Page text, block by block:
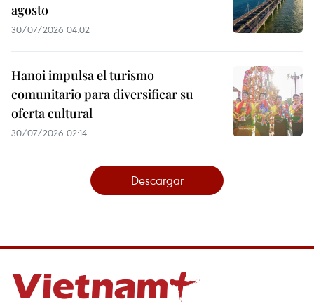
agosto
30/07/2026 04:02
Hanoi impulsa el turismo
comunitario para diversificar su
oferta cultural
30/07/2026 02:14
Descargar